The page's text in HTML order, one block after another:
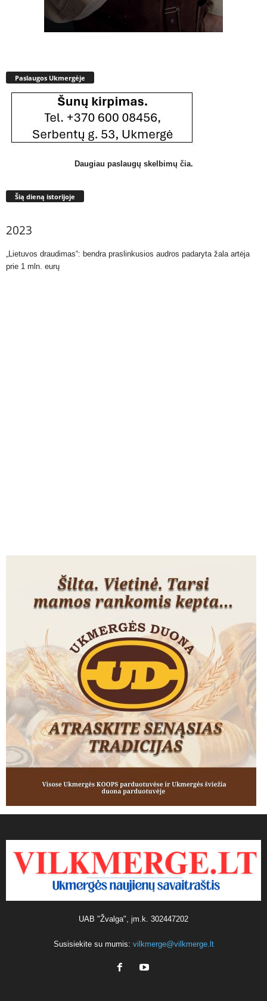
Paslaugos Ukmergėje
Daugiau paslaugų skelbimų čia.
Šią dieną istorijoje
2023
„Lietuvos draudimas“: bendra praslinkusios audros padaryta žala artėja
prie 1 mln. eurų
UAB "Žvalga", įm.k. 302447202
Susisiekite su mumis: vilkmerge@vilkmerge.lt